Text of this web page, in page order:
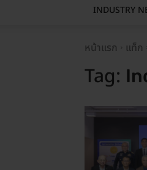
INDUSTRY
หน้าแรก แท็ก
Tag: